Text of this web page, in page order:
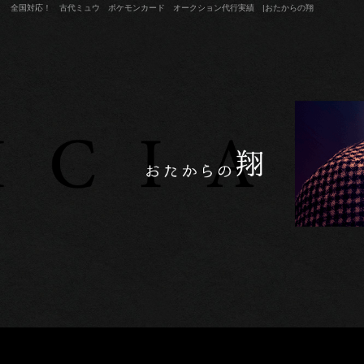
全国対応！ 古代ミュウ ポケモンカード オークション代行実績 |おたからの翔